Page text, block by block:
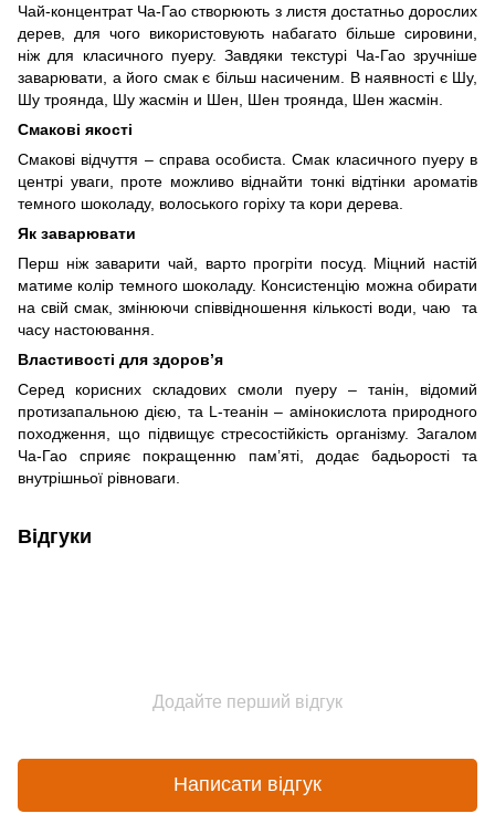
Чай-концентрат Ча-Гао створюють з листя достатньо дорослих
дерев, для чого використовують набагато більше сировини,
ніж для класичного пуеру. Завдяки текстурі Ча-Гао зручніше
заварювати, а його смак є більш насиченим. В наявності є Шу,
Шу троянда, Шу жасмін и Шен, Шен троянда, Шен жасмін.
Смакові якості
Смакові відчуття – справа особиста. Смак класичного пуеру в
центрі уваги, проте можливо віднайти тонкі відтінки ароматів
темного шоколаду, волоського горіху та кори дерева.
Як заварювати
Перш ніж заварити чай, варто прогріти посуд. Міцний настій
матиме колір темного шоколаду. Консистенцію можна обирати
на свій смак, змінюючи співвідношення кількості води, чаю та
часу настоювання.
Властивості для здоров’я
Серед корисних складових смоли пуеру – танін, відомий
протизапальною дією, та L-теанін – амінокислота природного
походження, що підвищує стресостійкість організму. Загалом
Ча-Гао сприяє покращенню пам’яті, додає бадьорості та
внутрішньої рівноваги.
Відгуки
Додайте перший відгук
Написати відгук